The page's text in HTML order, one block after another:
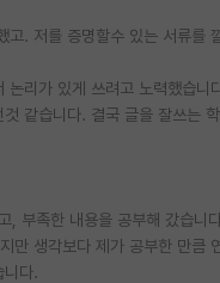
. 저를 증명할수 있는 서류를
리가 있게 쓰려고 노력했습
같습니다. 결국 글을 잘쓰는
부족한 내용을 공부해 갔습니
만 생각보다 제가 공부한 만큼
니다.